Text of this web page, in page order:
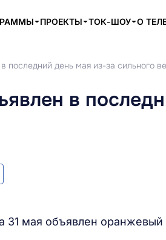
ПРОЕКТЫ ТОК-ШОУ О
день мая из-за сильного
в
31 мая объявлен оранжевый